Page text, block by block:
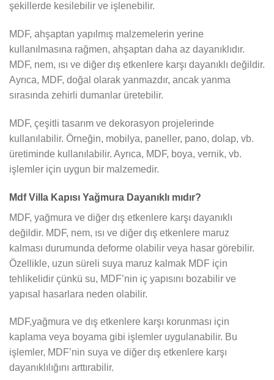
şekillerde kesilebilir ve işlenebilir.
MDF, ahşaptan yapılmış malzemelerin yerine
kullanılmasına rağmen, ahşaptan daha az dayanıklıdır.
MDF, nem, ısı ve diğer dış etkenlere karşı dayanıklı değildir.
Ayrıca, MDF, doğal olarak yanmazdır, ancak yanma
sırasında zehirli dumanlar üretebilir.
MDF, çeşitli tasarım ve dekorasyon projelerinde
kullanılabilir. Örneğin, mobilya, paneller, pano, dolap, vb.
üretiminde kullanılabilir. Ayrıca, MDF, boya, vernik, vb.
işlemler için uygun bir malzemedir.
Mdf Villa Kapısı Yağmura Dayanıklı mıdır?
MDF, yağmura ve diğer dış etkenlere karşı dayanıklı
değildir. MDF, nem, ısı ve diğer dış etkenlere maruz
kalması durumunda deforme olabilir veya hasar görebilir.
Özellikle, uzun süreli suya maruz kalmak MDF için
tehlikelidir çünkü su, MDF’nin iç yapısını bozabilir ve
yapısal hasarlara neden olabilir.
MDF,yağmura ve dış etkenlere karşı korunması için
kaplama veya boyama gibi işlemler uygulanabilir. Bu
işlemler, MDF’nin suya ve diğer dış etkenlere karşı
dayanıklılığını arttırabilir.